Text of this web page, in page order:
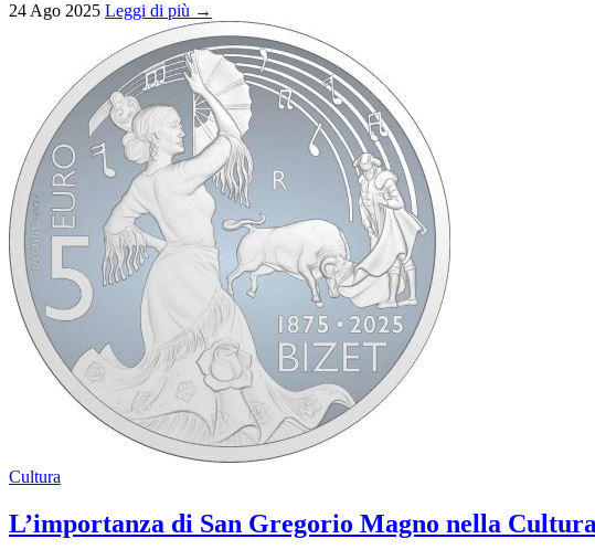
24 Ago 2025 Leggi di più →
Cultura
L’importanza di San Gregorio Magno nella